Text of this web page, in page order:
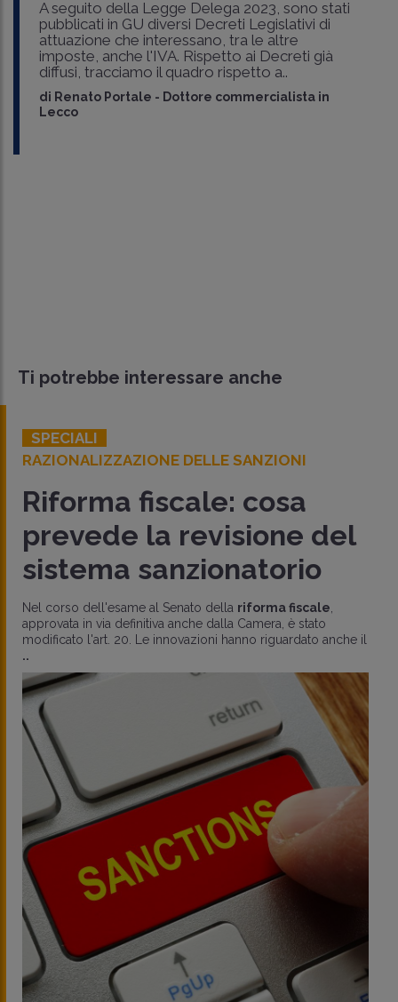
A seguito della Legge Delega 2023, sono stati
pubblicati in GU diversi Decreti Legislativi di
attuazione che interessano, tra le altre
imposte, anche l'IVA. Rispetto ai Decreti già
diffusi, tracciamo il quadro rispetto a..
di Renato Portale - Dottore commercialista in
Lecco
Ti potrebbe interessare anche
SPECIALI
RAZIONALIZZAZIONE DELLE SANZIONI
Riforma fiscale: cosa
prevede la revisione del
sistema sanzionatorio
Nel corso dell'esame al Senato della riforma fiscale
approvata in via definitiva anche dalla Camera, è stato
modificato l'art. 20. Le innovazioni hanno riguardato anche il
..